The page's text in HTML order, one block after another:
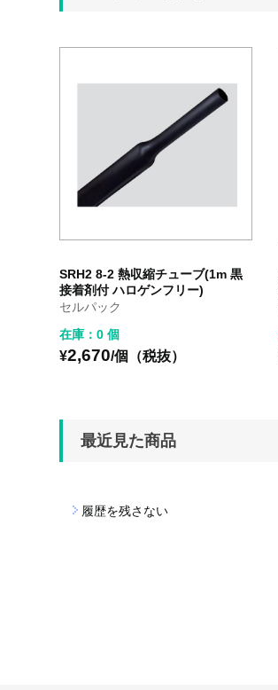
SRH2 8-2 熱収縮チューブ(1m 黒
接着剤付 ハロゲンフリー)
セルパック
在庫：0 個
¥2,670/個（税抜）
最近見た商品
履歴を残さない